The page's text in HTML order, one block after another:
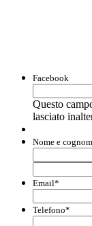
Facebook
Questo
lasciato
Nome e
Email*
Telefono*